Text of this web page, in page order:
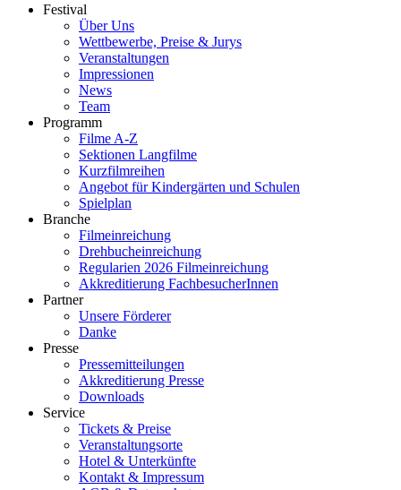
Festival
Über Uns
Wettbewerbe, Preise & Jurys
Veranstaltungen
Impressionen
News
Team
Programm
Filme A-Z
Sektionen Langfilme
Kurzfilmreihen
Angebot für Kindergärten und Schulen
Spielplan
Branche
Filmeinreichung
Drehbucheinreichung
Regularien 2026 Filmeinreichung
Akkreditierung FachbesucherInnen
Partner
Unsere Förderer
Danke
Presse
Pressemitteilungen
Akkreditierung Presse
Downloads
Service
Tickets & Preise
Veranstaltungsorte
Hotel & Unterkünfte
Kontakt & Impressum